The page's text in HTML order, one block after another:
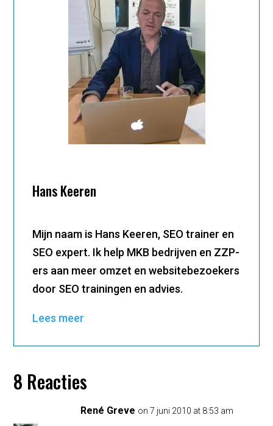
Hans Keeren
Mijn naam is Hans Keeren, SEO trainer en
SEO expert. Ik help MKB bedrijven en ZZP-
ers aan meer omzet en websitebezoekers
door SEO trainingen en advies.
Lees meer
8 Reacties
René Greve on 7 juni 2010 at 8:53 am